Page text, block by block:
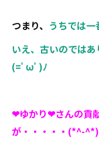
つまり、 うちでは一
いえ、古いのでは
(=ﾟωﾟ)ﾉ
❤ゆかり❤さんの貢
が・・・・・(*^-^*)